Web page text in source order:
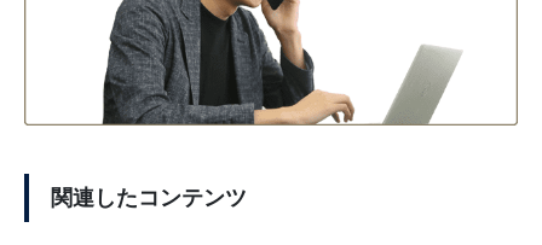
関連したコンテンツ